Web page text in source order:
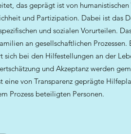
das geprägt ist von
und Partizipation. Dabei ist das
und sozialen Vorurteilen.
an gesellschaftlichen Prozessen.
bei den Hilfestellungen an der
und Akzeptanz werden
von Transparenz geprägte
Prozess beteiligten Personen.